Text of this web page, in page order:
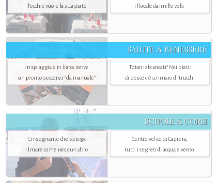
l’occhio vuole la sua parte
il locale dai mille volti
SALUTE & BENESSERE
In spiaggia e in barca serve
un pronto soccorso "da manuale"
Totani sbiancati? Nei piatti
di pesce c'è un mare di trucchi
SCUOLE & CORSI
L'insegnante che spiega
il mare come nessun altro
Centro velico di Caprera,
tutti i segreti di acqua e vento